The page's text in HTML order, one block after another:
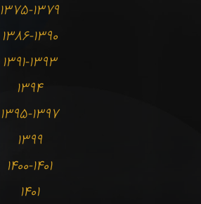
1375-1379
1386-1390
1391-1393
1394
1395-1397
1399
1400-1401
1401